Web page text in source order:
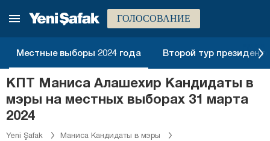
ГОЛОСОВАНИЕ
Местные выборы 2024 года Второй тур
КПТ Маниса Алашехир Кандидаты в
мэры на местных выборах 31 марта
2024
Yeni Şafak
Маниса Кандидаты в мэры
Кайсери
Кырыккале
Кыркларэли
Кыршехир
Коджаэли